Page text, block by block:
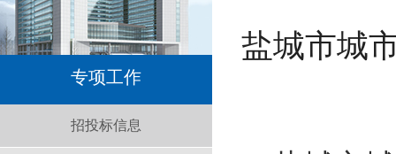
专项工作
招投标信息
盐城市城